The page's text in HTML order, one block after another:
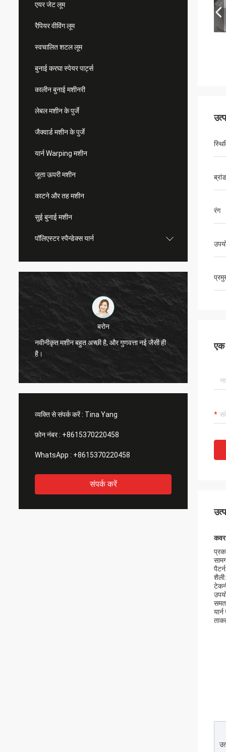
एयर जेट लूम
रैपियर वीविंग लूम
स्वचालित शटल लूम
बुनाई करघा स्पेयर पार्ट्स
कालीन बुनाई मशीनरी
लेबल मशीन के पुर्जे
जैक्वार्ड मशीन के पुर्जे
यार्न Warping मशीन
जूता ऊपरी मशीन
काटने और तह मशीन
सुई बुनाई मशीन
पॉलिएस्टर स्पैन्डेक्स यार्न
अच्छी है, और गुणवत्ता नई जैसी ही
जेकक्वार्ड मशीन की गुणवत्ता बहुत अच्छी
इसकी सिफारिश की गई है।
व्यक्ति से संपर्क करें : Tina Yang
फ़ोन नंबर : +8615370220458
WhatsApp : +8615370220458
संपर्क करें
रंग
एक
कवर
शैली: